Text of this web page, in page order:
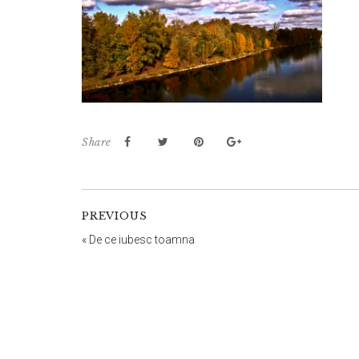
Share
PREVIOUS
« De ce iubesc toamna